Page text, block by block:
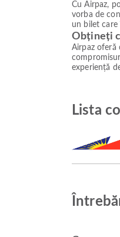
Cu Airpaz,
vorba de
un bilet
Obțineți
Airpaz oferă
experiență
Lista